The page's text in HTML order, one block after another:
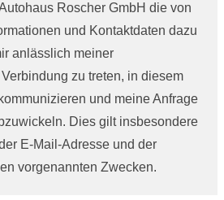
Roscher GmbH die von
und Kontaktdaten dazu
anlässlich meiner
zu treten, in diesem
und meine Anfrage
Dies gilt insbesondere
E-Mail-Adresse und der
vorgenannten Zwecken.